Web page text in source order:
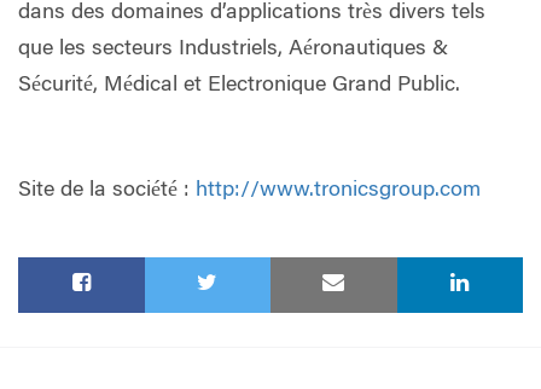
dans des domaines d’applications très divers tels
que les secteurs Industriels, Aéronautiques &
Sécurité, Médical et Electronique Grand Public.
Site de la société : http://www.tronicsgroup.com